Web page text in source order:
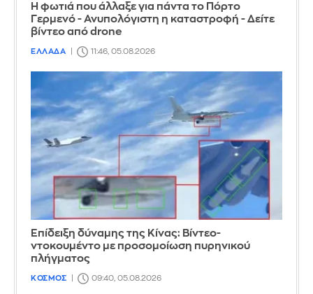
Η φωτιά που άλλαξε για πάντα το Πόρτο
Γερμενό - Ανυπολόγιστη η καταστροφή - Δείτε
βίντεο από drone
ΕΛΛΑΔΑ 11:46, 05.08.2026
Επίδειξη δύναμης της Κίνας: Βίντεο-
ντοκουμέντο με προσομοίωση πυρηνικού
πλήγματος
ΚΟΣΜΟΣ 09:40, 05.08.2026